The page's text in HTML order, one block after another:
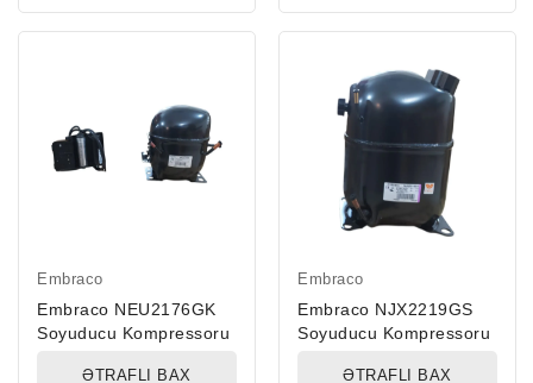
Embraco
Embraco NEU2176GK
Soyuducu Kompressoru
ƏTRAFLI BAX
Embraco
Embraco NJX2219GS
Soyuducu Kompressoru
ƏTRAFLI BAX